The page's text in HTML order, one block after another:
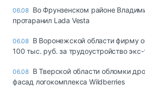
06.08 Во Фрунзенском районе
протаранил Lada Vesta
06.08 В Воронежской области фирму
100 тыс. руб. за трудоустройство
06.08 В Тверской области обломки
фасад логокомплекса Wildberries